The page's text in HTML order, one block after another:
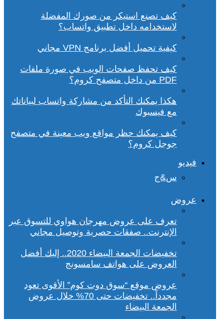
كيف تصنع استيكر من صورك المفضلة
لاستخدامه داخل تطبيق واتساب؟
كيفية تحميل أفضل برنامج VPN مجاني
كيف تحفظ صفحات الويب في صورة ملفات
PDF من داخل متصفح كروم؟
هكذا يمكنك التأكد من مشاركة واتساب لبياناتك
مع فيسبوك
كيف يمكنك حظر مواقع ويب معينة في متصفح
جوجل كروم؟
فيديو
س&ج
عروض
تعرف على عروض مهرجان هواوي للتسوق عبر
الإنترنت.. صفقات حصرية وتوصيل مجاني
تخفيضات الجمعة البيضاء 2020.. إليك أفضل
العروض على هواتف سامسونج
عروض موقع “سوق دوت كوم” الأقوى تعود
مجدداً.. تخفيضات حتى 70% خلال عروض
الجمعة البيضاء